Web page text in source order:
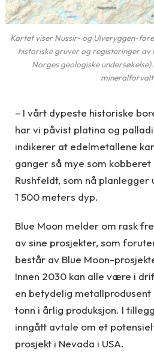
Kartet viser Nussir- og Ulveryggen-
historiske gruver og registeringer
Norges geologiske
– I vårt dypeste historiske
har vi påvist platina og
indikerer at edelmetallene
ganger så mye som
Rushfeldt, som nå planlegger
1 500 meters dyp.
Blue Moon melder om rask
av sine prosjekter, som
består av Blue Moon-
Innen 2030 kan alle være i
en betydelig
tonn i årlig produksjon. I
inngått avtale om et
prosjekt i Nevada i USA.